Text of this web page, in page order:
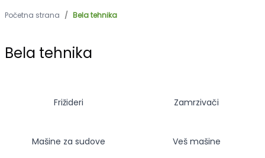
Početna strana / Bela tehnika
Bela tehnika
Frižideri Zamrzivači
Mašine za sudove Veš mašine